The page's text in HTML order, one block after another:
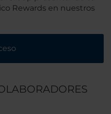
Rewards en nuestros